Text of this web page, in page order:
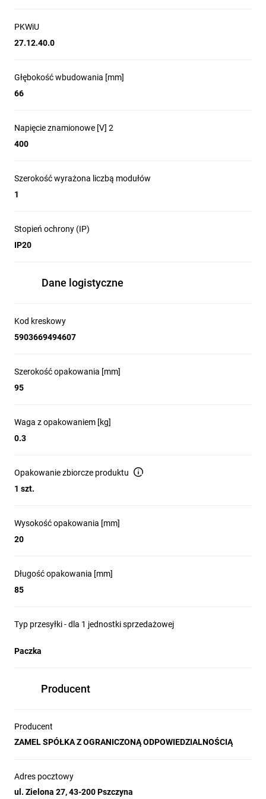
Sygnalizacja obecności napięcia w rozdzielnicach
urządzeń produkcyjnych.
bezpieczników topikowych.
Montaż w panelach modułowych o szerokości 1 moduł —
PKWiU
27.12.40.0
Głębokość wbudowania [mm]
66
Napięcie znamionowe [V] 2
400
Szerokość wyrażona liczbą modułów
1
Stopień ochrony (IP)
IP20
Dane logistyczne
Kod kreskowy
5903669494607
Szerokość opakowania [mm]
95
Waga z opakowaniem [kg]
0.3
Opakowanie zbiorcze produktu
1 szt.
Wysokość opakowania [mm]
20
Długość opakowania [mm]
85
Typ przesyłki - dla 1 jednostki sprzedażowej
Paczka
Producent
Producent
ZAMEL SPÓŁKA Z OGRANICZONĄ ODPOWIEDZIALNOŚCIĄ
Adres pocztowy
ul. Zielona 27, 43-200 Pszczyna